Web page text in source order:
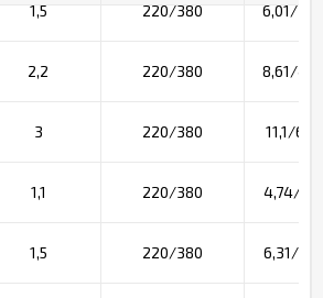
1,5 220/380 6,01/
2,2 220/380 8,61/
3 220/380 11,1/
1,1 220/380 4,74/
1,5 220/380 6,31/